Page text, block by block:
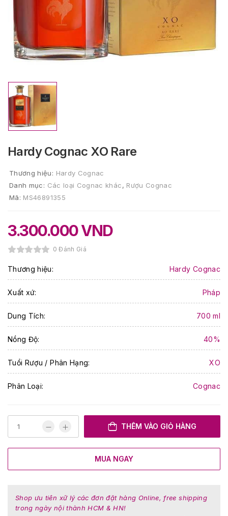
Hardy Cognac XO Rare
Thương hiệu: Hardy Cognac
Danh mục: Các loại Cognac khác, Rượu Cognac
Mã: MS46891355
3.300.000VND
0 Đánh Giá
Thương hiệu: Hardy Cognac
Xuất xứ: Pháp
Dung Tích: 700 ml
Nồng Độ: 40%
Tuổi Rượu / Phân Hạng: XO
Phân Loại: Cognac
THÊM VÀO GIỎ HÀNG
MUA NGAY
Shop ưu tiên xữ lý các đơn đặt hàng Online, free shipping
trong ngày nội thành HCM & HN!